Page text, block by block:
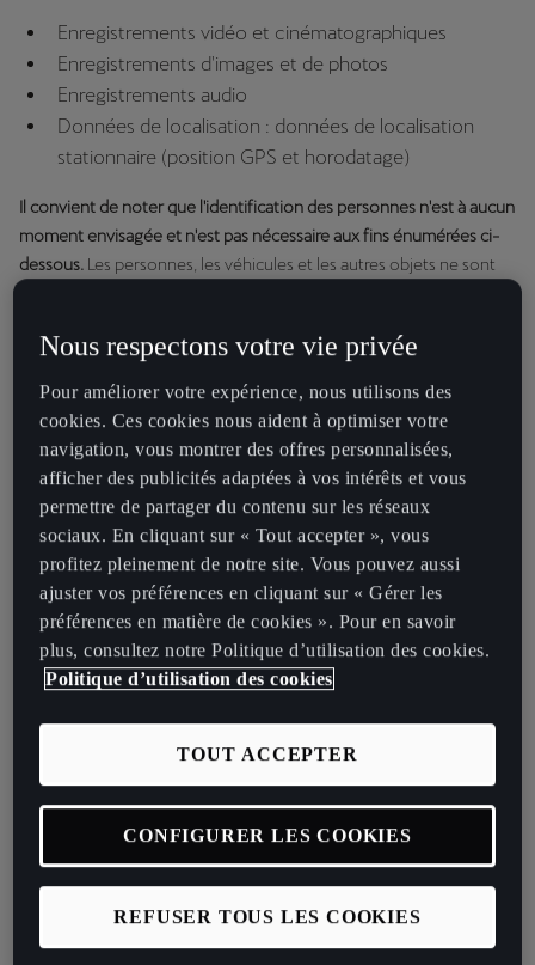
Enregistrements vidéo et cinématographiques
Enregistrements d'images et de photos
Enregistrements audio
Données de localisation : données de localisation
stationnaire (position GPS et horodatage)
Il convient de noter que l'identification des personnes n'est à aucun
moment envisagée et n'est pas nécessaire aux fins énumérées ci-
dessous. Les personnes, les véhicules et les autres objets ne sont
« piéton sur le bord droit de la route ». Sans votre contribution
pas en mesure d'attribuer les données collectées à une personne
3. Dans quel but traitons-nous vos données et quelle est la base
juridique ?
L'enregistrement et le traitement des données ont pour objectif
principalde développer et d'améliorer les fonctions d'aide à la
conduite et de conduite automatisée(fonctions ADAS),
nécessaires à l'homologation des futurs véhicules, ainsi que les
services et fonctions liés au véhicule, qui peuvent être utiles pour
traitement des données sont effectués dans des situations de trafic
prédéfinies et spécifiques, au moyen d'événements ou de
campagnes créés à cet effet, en utilisant des capteurs et des
situations de trafic peuvent être des situations critiques pour la
Nous respectons votre vie privée
Pour améliorer votre expérience, nous utilisons des
cookies. Ces cookies nous aident à optimiser votre
navigation, vous montrer des offres personnalisées,
afficher des publicités adaptées à vos intérêts et vous
permettre de partager du contenu sur les réseaux
sociaux. En cliquant sur « Tout accepter », vous
profitez pleinement de notre site. Vous pouvez aussi
ajuster vos préférences en cliquant sur « Gérer les
préférences en matière de cookies ». Pour en savoir
plus, consultez notre Politique d’utilisation des cookies.
Politique d’utilisation des cookies
REFUSER TOUS LES COOKIES
TOUT ACCEPTER
CONFIGURER LES COOKIES